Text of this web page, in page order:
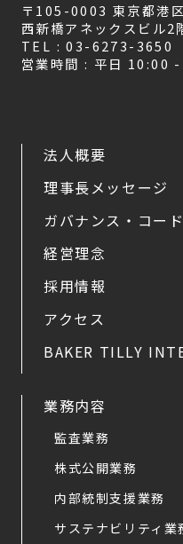
〒105-0003 東京都港
西新橋アネックスビル2
TEL : 03-6273-3650
営業時間 : 平日 10:00
法人概要
理事長メッセージ
ガバナンス・コード
経営理念
採用情報
アクセス
BAKER TILLY
業務内容
監査業務
株式公開業務
内部統制支援業務
サステナビリティ業